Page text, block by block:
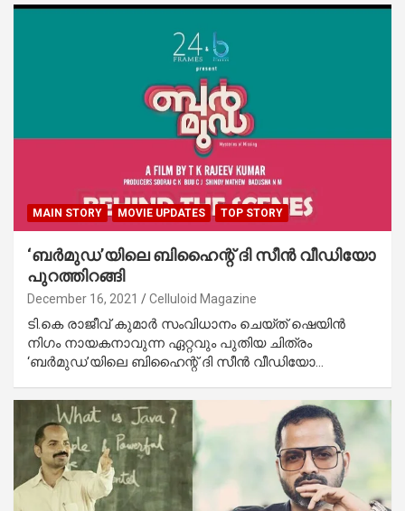
MAIN STORY MOVIE UPDATES TOP STORY
‘ബര്‍മുഡ’യിലെ ബിഹൈന്റ് ദി സീന്‍ വീഡിയോ
പുറത്തിറങ്ങി
December 16, 2021 Celluloid Magazine
ടി.കെ രാജീവ് കുമാര്‍ സംവിധാനം ചെയ്ത് ഷെയിന്‍
നിഗം നായകനാവുന്ന ഏറ്റവും പുതിയ ചിത്രം
‘ബര്‍മുഡ’യിലെ ബിഹൈന്റ് ദി സീന്‍ വീഡിയോ…